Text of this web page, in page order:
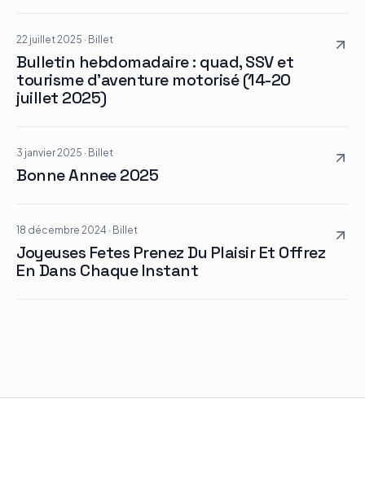
22 juillet 2025 · Billet
Bulletin hebdomadaire : quad, SSV et
tourisme d’aventure motorisé (14-20
juillet 2025)
3 janvier 2025 · Billet
Bonne Annee 2025
18 décembre 2024 · Billet
Joyeuses Fetes Prenez Du Plaisir Et Offrez
En Dans Chaque Instant